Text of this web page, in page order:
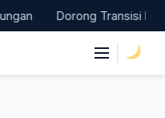
Dorong Transisi Energi di